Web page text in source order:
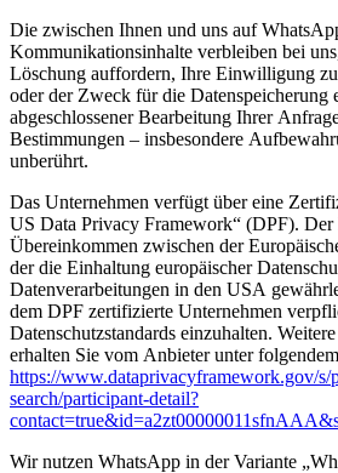
Die zwischen Ihnen und uns auf
Kommunikationsinhalte verbleiben bei
Löschung auffordern, Ihre Einwilligung
oder der Zweck für die Datenspeicherung
abgeschlossener Bearbeitung Ihrer
Bestimmungen – insbesondere
unberührt.
Das Unternehmen verfügt über eine
US Data Privacy Framework“ (DPF). Der
Übereinkommen zwischen der
der die Einhaltung europäischer
Datenverarbeitungen in den USA
dem DPF zertifizierte Unternehmen
Datenschutzstandards einzuhalten.
erhalten Sie vom Anbieter unter
https://www.dataprivacyframework.gov/s/
search/participant-detail?
Wir nutzen WhatsApp in der Variante